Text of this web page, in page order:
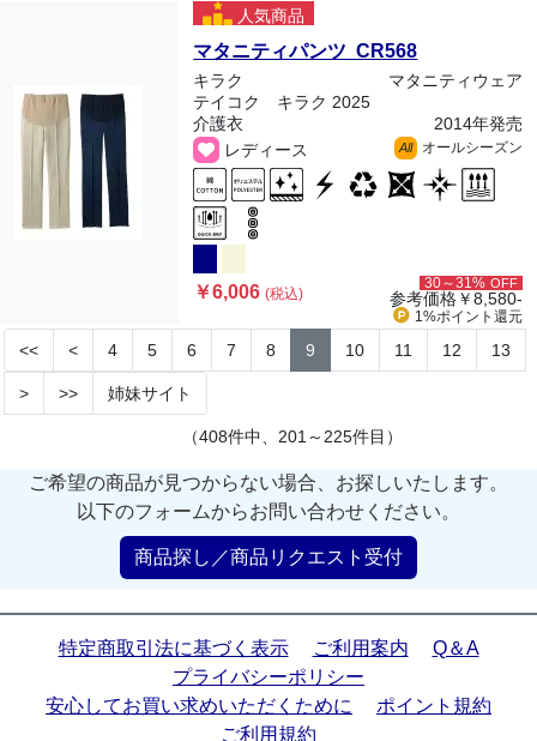
人気商品
マタニティパンツ CR568
キラク
マタニティウェア
テイコク キラク 2025
介護衣
2014年発売
レディース
All オールシーズン
￥6,006(税込)
30～31% OFF
参考価格￥8,580-
1%ポイント 還元
<< < 4 5 6 7 8 9 10 11 12 13
> >> 姉妹サイト
（408件中、201～225件目）
ご希望の商品が見つからない場合、お探しいたします。
以下のフォームからお問い合わせください。
商品探し／商品リクエスト受付
特定商取引法に基づく表示 ご利用案内
Q＆A
プライバシーポリシー
安心してお買い求めいただくために
ポイント規約
ご利用規約